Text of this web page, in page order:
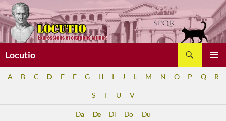
Aller
au
contenu
Locutio
A B C D E F G H I J L M N O P Q R
S T U V
Da De Di Do Du